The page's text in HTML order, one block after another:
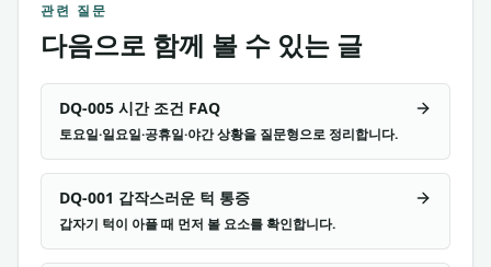
관련 질문
다음으로 함께 볼 수 있는 글
DQ-005 시간 조건 FAQ
토요일·일요일·공휴일·야간 상황을 질문형으로 정리합니다.
DQ-001 갑작스러운 턱 통증
갑자기 턱이 아플 때 먼저 볼 요소를 확인합니다.